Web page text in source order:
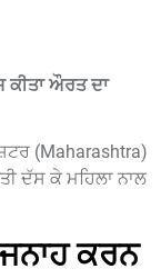
ਔਰਤ ਦਾ
(Maharashtra)
ਦੱਸ ਕੇ ਮਹਿਲਾ ਨਾਲ
ਕਰਨ